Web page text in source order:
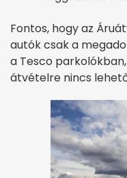
Fontos, hogy az
autók csak a
a Tesco
átvételre nincs